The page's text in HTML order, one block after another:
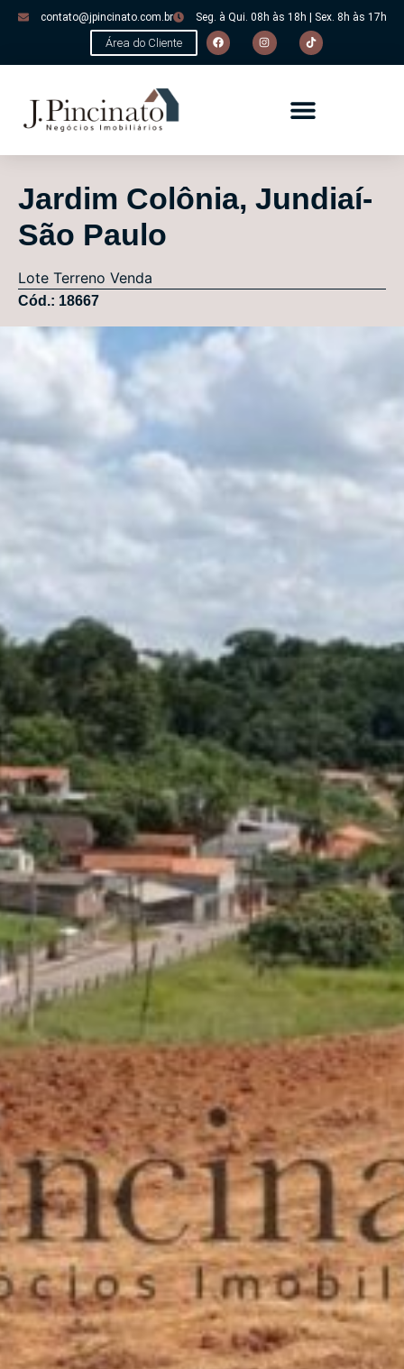
contato@jpincinato.com.br Seg. à Qui. 08h às 18h | Sex. 8h às 17h
Área do Cliente
Jardim Colônia, Jundiaí-
São Paulo
Lote Terreno Venda
Cód.: 18667